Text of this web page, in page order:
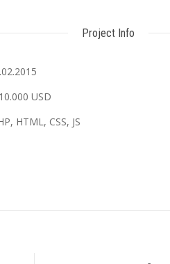
Project Info
USD
HTML, CSS, JS